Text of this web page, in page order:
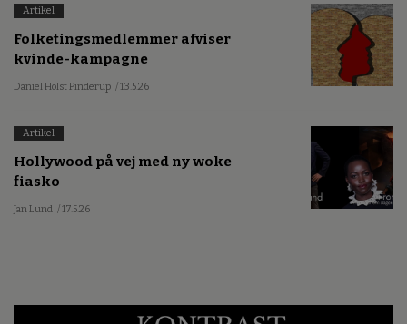
Artikel
Folketingsmedlemmer afviser
kvinde-kampagne
Daniel Holst Pinderup / 13.5.26
Artikel
Hollywood på vej med ny woke
fiasko
Jan Lund / 17.5.26